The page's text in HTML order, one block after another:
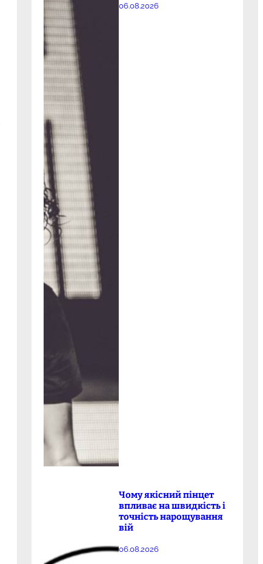
06.08.2026
Чому якісний пінцет
впливає на швидкість і
точність нарощування
вій
06.08.2026